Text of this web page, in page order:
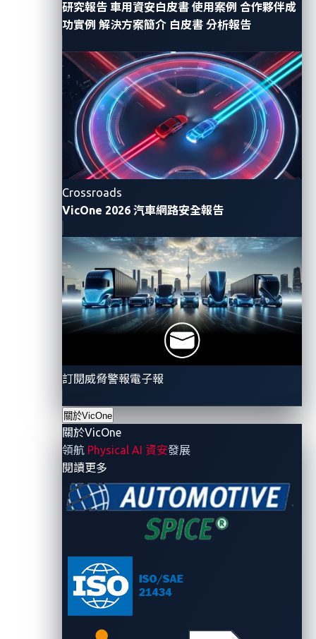
研究報告 車用資安白皮書 使用案例 合作夥伴成
功實例 解決方案簡介 白皮書 分析報告
Crossroads
VicOne 2026 汽車網路安全報告
訂閱威脅警報電子報
關於VicOne
關於VicOne
領航 Physical AI 資安發展
閱讀更多
汽車軟體開發人員現在可以使用
Advanced Security進行原始碼分析、在不變動原始碼的
情況下亦可以使用VicOnexZETA進行二進位分析以及正
在申請專利的VicOne漏洞影響評級(VVIR)，打造出無縫
且強大的工作流程來保護其軟體。可以預見xZETA最終
Microsoft Azure 基礎架構上執行：
Microsoft Visual Studio Code和GitHub Copilot協
助開發人員編寫安全程式碼。
GitHub Advanced Security進行秘密掃描和原始碼
分析。
VicOne xZETA提供韌體和二進位分析以及即時漏洞
評級。
圖說：VicOne xZETA已經可以在
透過二進位分析和汽車威脅情報來保護汽車軟體創
微軟製造和行動部門副總裁Dayan Rodriquez
「透過解決原始碼和二進位層級的漏洞，我們與
的合作為安全的汽車軟體創新樹立新標準。這次合作結
合我們公司多元的安全專業知識，以及
且獨特的汽車威脅情報，創造了更有效率、更有效和無